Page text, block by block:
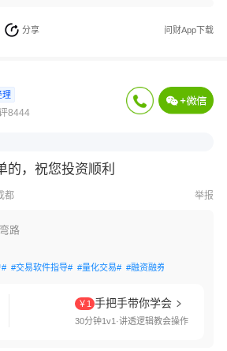
分享 问财App下载
理
8444
的，祝您投资顺利
都 举报
路
# #交易软件指导# #量化交易# #融资融券#
￥1 手把手带你学会
30分钟1v1·讲透逻辑教会操作